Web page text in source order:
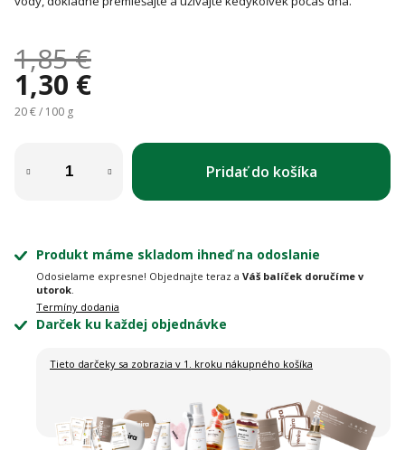
1,85 €
1,30 €
Jednotková cena:
20 € / 100 g
Pridať do košíka
Produkt máme skladom ihneď na odoslanie
Odosielame expresne! Objednajte teraz a Váš balíček doručíme v
utorok
Termíny dodania
Darček ku každej objednávke
Tieto darčeky sa zobrazia v 1. kroku nákupného košíka